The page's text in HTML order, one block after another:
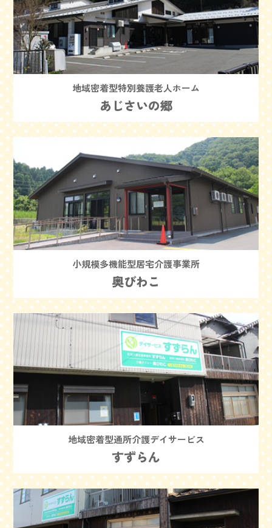
地域密着型特別養護老人ホーム
あじさいの郷
小規模多機能型居宅介護事業所
奥びわこ
地域密着型通所介護デイサービス
すずらん